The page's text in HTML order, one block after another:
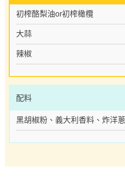
初榨酪梨油or初榨橄欖
大蒜
辣椒
配料
黑胡椒粉、義大利香料、炸洋蔥